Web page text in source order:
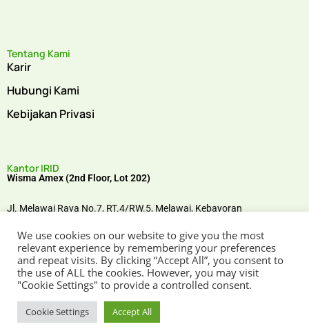
Tentang Kami
Karir
Hubungi Kami
Kebijakan Privasi
Kantor IRID
Wisma Amex (2nd Floor, Lot 202)
Jl. Melawai Raya No.7, RT.4/RW.5, Melawai, Kebayoran
Temui kami di
We use cookies on our website to give you the most
relevant experience by remembering your preferences
and repeat visits. By clicking “Accept All”, you consent to
the use of ALL the cookies. However, you may visit
"Cookie Settings" to provide a controlled consent.
Cookie Settings Accept All